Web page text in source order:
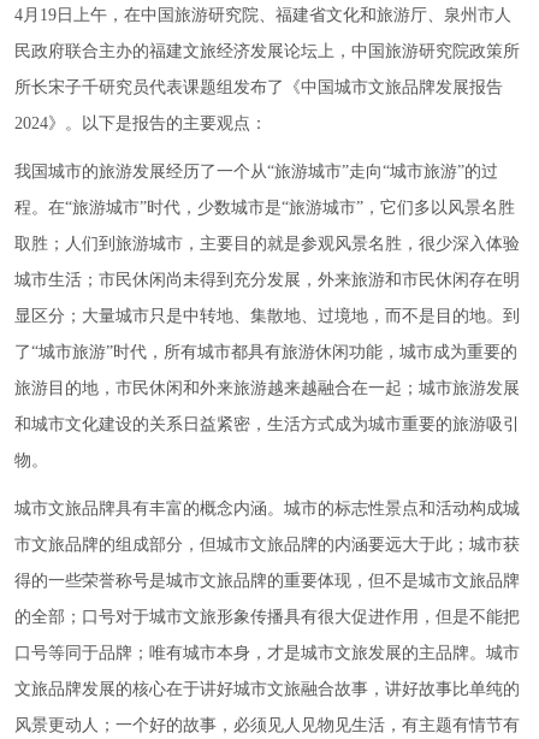
4月19日上午，在中国旅游研究院、福建省文化和旅游厅、泉州市人
民政府联合主办的福建文旅经济发展论坛上， 中国旅游研究院政策所
所长宋子千研究员代表课题组发布了《中国城市文旅品牌发展报告
2024》。以下是报告的主要观点：
我国城市的旅游发展经历了一个从“旅游城市”走向“城市旅游”的过
程。在“旅游城市”时代，少数城市是“旅游城市”，它们多以风景名胜
取胜；人们到旅游城市，主要目的就是参观风景名胜，很少深入体验
城市生活；市民休闲尚未得到充分发展，外来旅游和市民休闲存在明
显区分；大量城市只是中转地、集散地、过境地，而不是目的地。到
了“城市旅游”时代，所有城市都具有旅游休闲功能，城市成为重要的
旅游目的地，市民休闲和外来旅游越来越融合在一起；城市旅游发展
和城市文化建设的关系日益紧密，生活方式成为城市重要的旅游吸引
物。
城市文旅品牌具有丰富的概念内涵。城市的标志性景点和活动构成城
市文旅品牌的组成部分，但城市文旅品牌的内涵要远大于此；城市获
得的一些荣誉称号是城市文旅品牌的重要体现，但不是城市文旅品牌
的全部；口号对于城市文旅形象传播具有很大促进作用，但是不能把
口号等同于品牌；唯有城市本身，才是城市文旅发展的主品牌。城市
文旅品牌发展的核心在于讲好城市文旅融合故事，讲好故事比单纯的
风景更动人；一个好的故事，必须见人见物见生活，有主题有情节有